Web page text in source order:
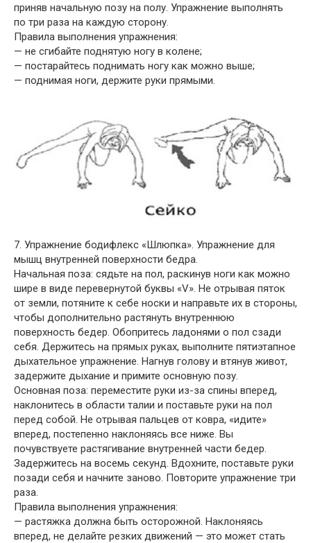
приняв начальную позу на полу. Упражнение выполнять
по три раза на каждую сторону.
Правила выполнения упражнения:
— не сгибайте поднятую ногу в колене;
— постарайтесь поднимать ногу как можно выше;
— поднимая ноги, держите руки прямыми.
7. Упражнение бодифлекс «Шлюпка». Упражнение для
мышц внутренней поверхности бедра.
Начальная поза: сядьте на пол, раскинув ноги как можно
шире в виде перевернутой буквы «V». Не отрывая пяток
от земли, потяните к себе носки и направьте их в стороны,
чтобы дополнительно растянуть внутреннюю
поверхность бедер. Обопритесь ладонями о пол сзади
себя. Держитесь на прямых руках, выполните пятиэтапное
дыхательное упражнение. Нагнув голову и втянув живот,
задержите дыхание и примите основную позу.
Основная поза: переместите руки из-за спины вперед,
наклонитесь в области талии и поставьте руки на пол
перед собой. Не отрывая пальцев от ковра, «идите»
вперед, постепенно наклоняясь все ниже. Вы
почувствуете растягивание внутренней части бедер.
Задержитесь на восемь секунд. Вдохните, поставьте руки
позади себя и начните заново. Повторите упражнение три
раза.
Правила выполнения упражнения:
— растяжка должна быть осторожной. Наклоняясь
вперед, не делайте резких движений — это может стать